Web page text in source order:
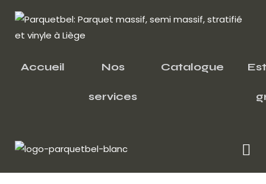
Accueil Nos
services
Catalogue